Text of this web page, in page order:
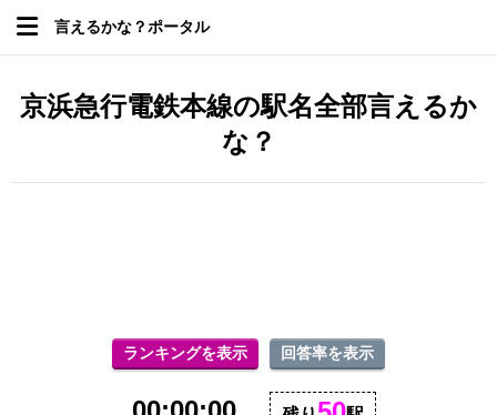
言えるかな？ポータル
京浜急行電鉄本線の駅名全部言えるか
な？
ランキングを表示 回答率を表示